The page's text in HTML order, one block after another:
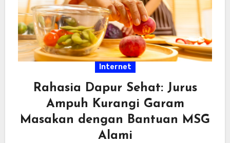
Internet
Rahasia Dapur Sehat: Jurus
Ampuh Kurangi Garam
Masakan dengan Bantuan MSG
Alami